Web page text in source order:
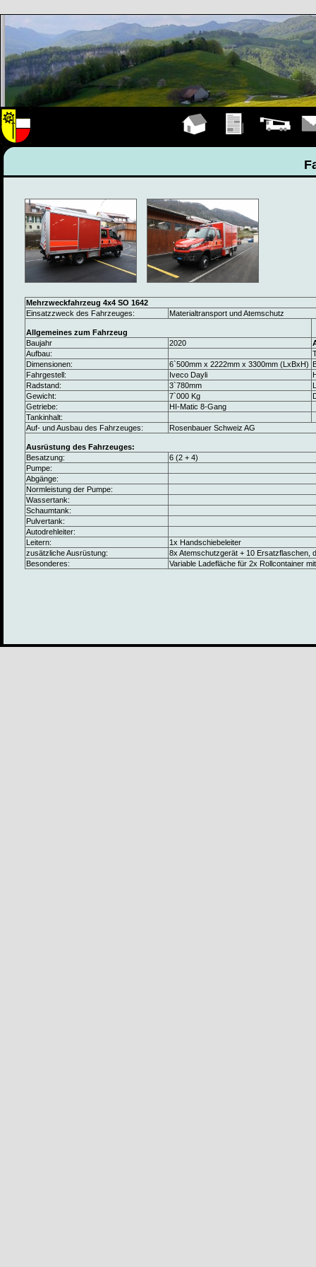
Mehrzweckfahrzeug 4x4 SO 1642
Einsatzzweck des Fahrzeuges:
Materialtransport und Atemschutz
Allgemeines zum Fahrzeug
Baujahr
2020
Aufbau:
Dimensionen:
6`500mm x 2222mm x 3300mm (LxBxH)
Fahrgestell:
Iveco Dayli
Radstand:
3`780mm
Gewicht:
7`000 Kg
Getriebe:
HI-Matic 8-Gang
Tankinhalt:
Auf- und Ausbau des Fahrzeuges:
Rosenbauer Schweiz AG
Ausrüstung des Fahrzeuges:
Besatzung:
6 (2 + 4)
Pumpe:
Abgänge:
Normleistung der Pumpe:
Wassertank:
Schaumtank:
Pulvertank:
Autodrehleiter:
Leitern:
1x Handschiebeleiter
zusätzliche Ausrüstung:
8x Atemschutzgerät + 10 Ersatzflaschen,
Besonderes:
Variable Ladefläche für 2x Rollcontainer